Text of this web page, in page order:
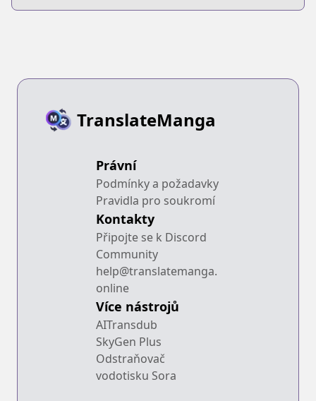
TranslateManga
Právní
Podmínky a požadavky
Pravidla pro soukromí
Kontakty
Připojte se k Discord
Community
help@translatemanga.
online
Více nástrojů
AITransdub
SkyGen Plus
Odstraňovač
vodotisku Sora